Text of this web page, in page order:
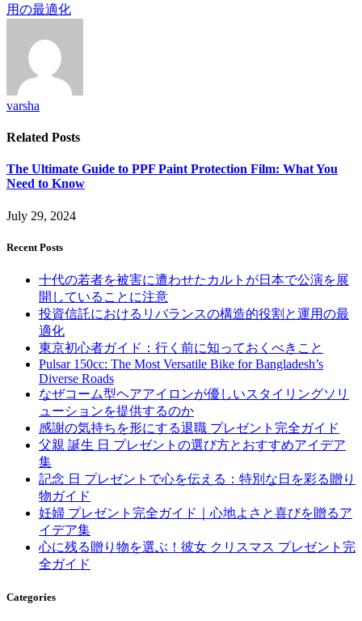
用の最適化
varsha
Related Posts
The Ultimate Guide to PPF Paint Protection Film: What You
Need to Know
July 29, 2024
Recent Posts
十代の若者を被害に遭わせたカルトが日本で公演を展
開していることに注意
投資信託におけるリバランスの構造的役割と運用の最
適化
東京初心者ガイド：行く前に知っておくべきこと
Pulsar 150cc: The Most Versatile Bike for Bangladesh’s
Diverse Roads
なぜコーム型ヘアアイロンが優しいスタイリングソリ
ューションを提供するのか
感謝の気持ちを形にする退職 プレゼント完全ガイド
父親 誕生 日 プレゼントの選び方とおすすめアイデア
集
記念 日 プレゼントで心を伝える：特別な日を彩る贈り
物ガイド
妊婦 プレゼント完全ガイド｜心地よさと喜びを贈るア
イデア集
心に残る贈り物を選ぶ！彼女 クリスマス プレゼント完
全ガイド
Categories